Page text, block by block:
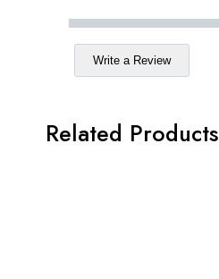
Write a Review
Related Products